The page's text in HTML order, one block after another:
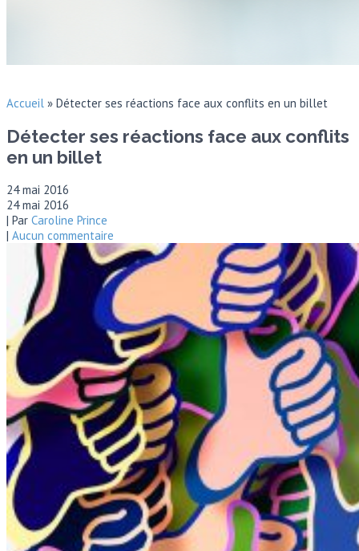
Accueil » Détecter ses réactions face aux conflits en un billet
Détecter ses réactions face aux conflits
en un billet
24 mai 2016
24 mai 2016
| Par Caroline Prince
| Aucun commentaire